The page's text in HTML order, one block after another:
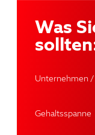
Was
Unternehmen
Gehaltsspanne